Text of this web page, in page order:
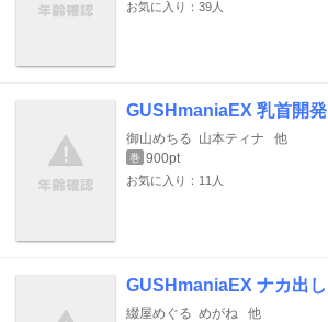
お気に入り：39人
GUSHmaniaEX 乳首開発
御山めちる 山本ティナ 他
巻 900pt
お気に入り：11人
GUSHmaniaEX ナカ出し
綴屋めぐる めがね 他